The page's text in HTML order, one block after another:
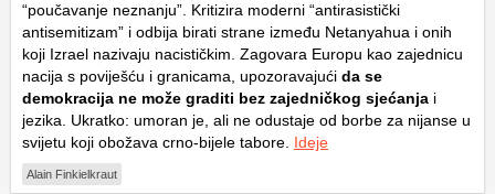
“poučavanje neznanju”. Kritizira moderni “antirasistički
antisemitizam” i odbija birati strane između Netanyahua i onih
koji Izrael nazivaju nacističkim. Zagovara Europu kao zajednicu
nacija s poviješću i granicama, upozoravajući da se
demokracija ne može graditi bez zajedničkog sjećanja i
jezika. Ukratko: umoran je, ali ne odustaje od borbe za nijanse u
svijetu koji obožava crno-bijele tabore. Ideje
Alain Finkielkraut